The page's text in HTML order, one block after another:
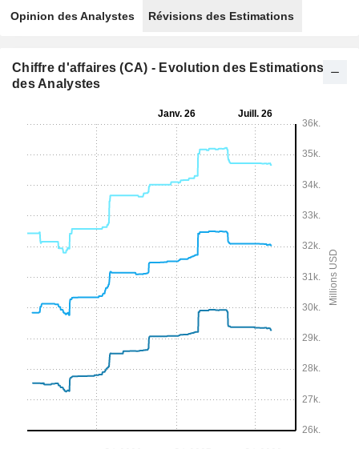
Opinion des Analystes Révisions des Estimations
Chiffre d'affaires (CA) - Evolution des Estimations
des Analystes